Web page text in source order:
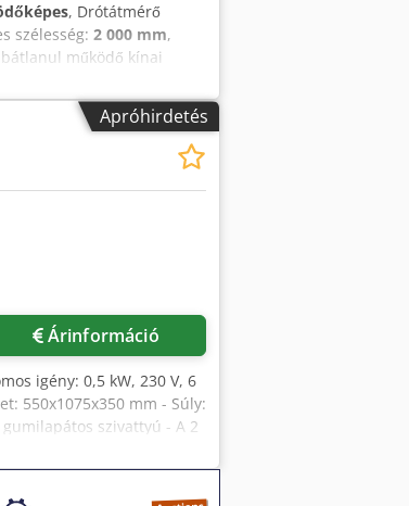
, Drótátmérő
szélesség: 2 000 mm,
működő kínai
2019. Pótalkatrész
Magyarországon,
üzemel. A teljes
összeragasztja . 100 rugó
PP táskába. A dróttartót és
munka közben. A gép
a gépet mi
Apróhirdetés
Árinformáció
igény: 0,5 kW, 230 V, 6
550x1075x350 mm - Súly:
szivattyú - A 2
25 Codpjfhb I Hsfx Ah
nélkül fogadja a
Bármilyen Maurer Gép